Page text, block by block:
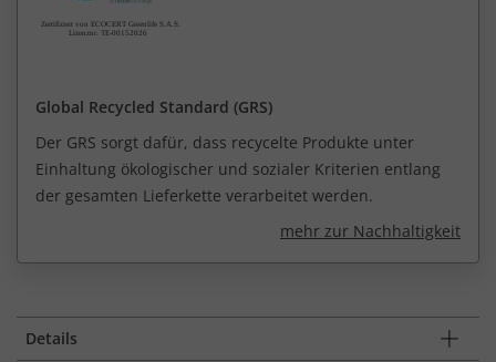
Global Recycled Standard (GRS)
Der GRS sorgt dafür, dass recycelte Produkte unter
Einhaltung ökologischer und sozialer Kriterien entlang
der gesamten Lieferkette verarbeitet werden.
mehr zur Nachhaltigkeit
Details